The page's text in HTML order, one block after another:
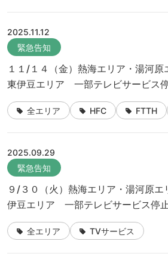
2025.11.12
緊急告知
１１/１４（金）熱海エリア・湯河原
東伊豆エリア 一部テレビサービス
全エリア HFC FTTH
2025.09.29
緊急告知
９/３０（火）熱海エリア・湯河原
伊豆エリア 一部テレビサービス停
全エリア TVサービス